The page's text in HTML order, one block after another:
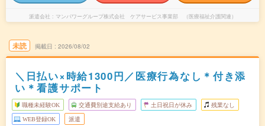
派遣会社 マンパワーグループ株式会社 ケアサービス事業部 （医療福祉介護関連）
未読 掲載日 2026/08/02
＼日払い×時給1300円／医療行為なし＊付き添
い＊看護サポート
職種未経験OK 交通費別途支給あり 土日祝日が休み 残業なし
WEB登録OK 派遣